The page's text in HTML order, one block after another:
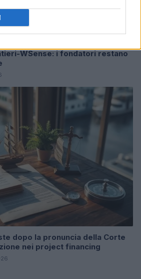
WSense: i fondatori restano
dopo la pronuncia della Corte
nei project financing